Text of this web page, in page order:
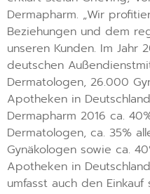
Dermapharm. „Wir
Beziehungen und dem
unseren Kunden. Im Jahr
deutschen
Dermatologen, 26.000
Apotheken in
Dermapharm 2016 ca.
Dermatologen, ca. 35%
Gynäkologen sowie ca.
Apotheken in
umfasst auch den Einkauf